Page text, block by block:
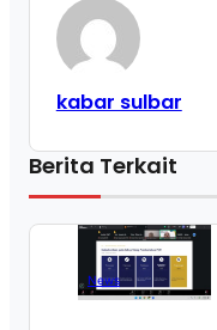
kabar sulbar
Berita Terkait
News